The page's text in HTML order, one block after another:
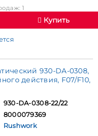
1
Купить
930-DA-0308,
действия, F07/F10,
930-DA-0308-22/22
8000079369
Rushwork